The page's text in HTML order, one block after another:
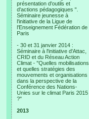
présentation d'outils et
d'actions pédagogiques ".
Séminaire jeunesse à
l'initiative de la Ligue de
l'Enseignement Fédération de
Paris
- 30 et 31 janvier 2014 :
Séminaire à l'initiative d'Attac,
CRID et du Réseau Action
Climat - "Quelles mobilisations
et quelles stratégies des
mouvements et organisations
dans la perspective de la
Conférence des Nations-
Unies sur le climat Paris 2015
?"
2013